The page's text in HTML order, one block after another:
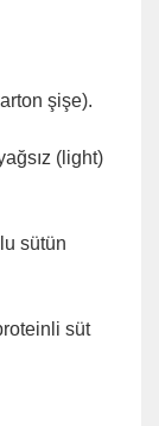
şişe).
(light)
sütün
süt